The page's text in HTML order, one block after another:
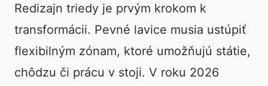
Redizajn triedy je prvým krokom k
transformácii. Pevné lavice musia ustúpiť
flexibilným zónam, ktoré umožňujú státie,
chôdzu či prácu v stoji. V roku 2026